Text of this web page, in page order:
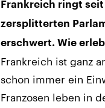
Frankreich ringt
zersplitterten
erschwert. Wie
Frankreich ist ganz
schon immer ein
Franzosen leben in